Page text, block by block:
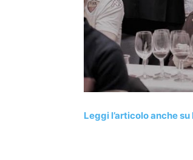
Leggi l’articolo anche